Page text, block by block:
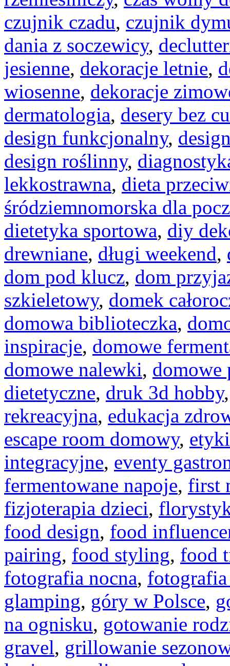
czujnik czadu, czujnik
dania z soczewicy,
jesienne, dekoracje letnie,
wiosenne, dekoracje
dermatologia, desery bez
design funkcjonalny,
design roślinny,
lekkostrawna, dieta
śródziemnomorska dla
dietetyka sportowa, diy
drewniane, długi weekend,
dom pod klucz, dom
szkieletowy, domek
domowa biblioteczka,
inspiracje, domowe
domowe nalewki, domowe
dietetyczne, druk 3d hobby
rekreacyjna, edukacja
escape room domowy,
integracyjne, eventy
fermentowane napoje, first
fizjoterapia dzieci,
food design, food
pairing, food styling, food
fotografia nocna,
glamping, góry w Polsce,
na ognisku, gotowanie
gravel, grillowanie